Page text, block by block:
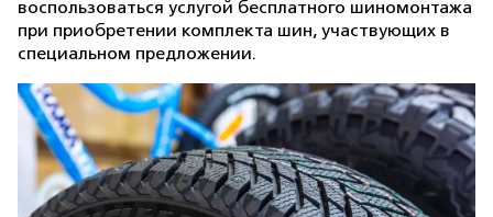
воспользоваться услугой бесплатного шиномонтажа
при приобретении комплекта шин, участвующих в
специальном предложении.